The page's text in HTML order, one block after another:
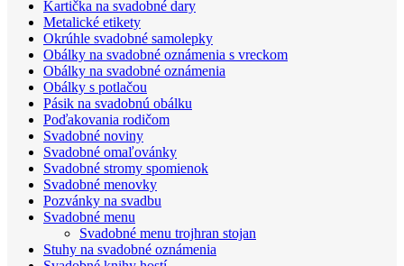
Kartička na svadobné dary
Metalické etikety
Okrúhle svadobné samolepky
Obálky na svadobné oznámenia s vreckom
Obálky na svadobné oznámenia
Obálky s potlačou
Pásik na svadobnú obálku
Poďakovania rodičom
Svadobné noviny
Svadobné omaľovánky
Svadobné stromy spomienok
Svadobné menovky
Pozvánky na svadbu
Svadobné menu
Svadobné menu trojhran stojan
Stuhy na svadobné oznámenia